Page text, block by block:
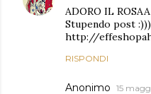
ADORO IL
Stupendo post :)))
http://
RISPONDI
Anonimo 15